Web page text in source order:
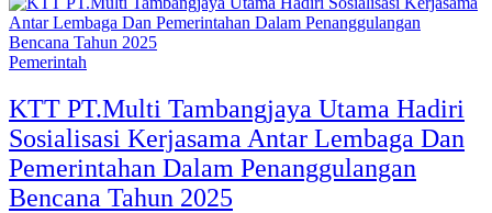
Pemerintah
KTT PT.Multi Tambangjaya Utama Hadiri
Sosialisasi Kerjasama Antar Lembaga Dan
Pemerintahan Dalam Penanggulangan
Bencana Tahun 2025